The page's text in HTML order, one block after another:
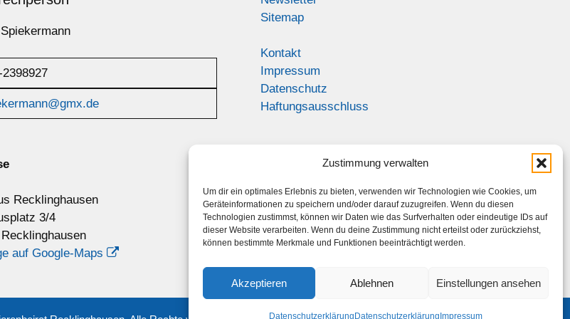
Zustimmung verwalten
Um dir ein optimales Erlebnis zu bieten, verwenden wir Technologien wie Cookies, um
Geräteinformationen zu speichern und/oder darauf zuzugreifen. Wenn du diesen
Technologien zustimmst, können wir Daten wie das Surfverhalten oder eindeutige IDs auf
dieser Website verarbeiten. Wenn du deine Zustimmung nicht erteilst oder zurückziehst,
können bestimmte Merkmale und Funktionen beeinträchtigt werden.
Akzeptieren Ablehnen Einstellungen ansehen
Datenschutzerklärung Datenschutzerklärung Impressum
Recklinghausen
3/4
auf Google-Maps
Sitemap
Kontakt
Impressum
Datenschutz
Haftungsausschluss